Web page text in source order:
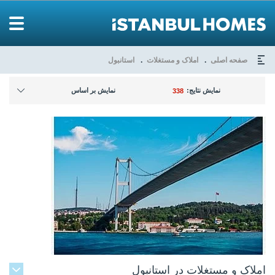
صفحه اصلی املاک و مستغلات استانبول
نمایش نتایج: 338 نمایش بر اساس
املاک و مستغلات در استانبول